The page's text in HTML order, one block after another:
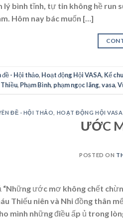
lý bình tĩnh, tự tin không hề run
Hôm nay bác muốn […]
đề - Hội thảo, Hoạt động Hội VASA, Kể
Thiều, Phạm Bình, phạm ngọc lãng,vasa,
ĐỀ - HỘI THẢO HOẠT ĐỘNG HỘI VASA
ƯỚC
POSTED ON
“Những ước mơ không chết
Thiếu niên và Nhi đồng thân
mình những điều ấp ủ trong